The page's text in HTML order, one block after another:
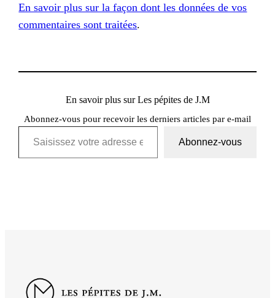
En savoir plus sur la façon dont les données de vos
commentaires sont traitées.
En savoir plus sur Les pépites de J.M
Abonnez-vous pour recevoir les derniers articles par e-mail
Saisissez votre adresse e-mail…
Abonnez-vous